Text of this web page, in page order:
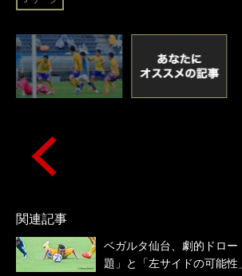
関連記事
ベガルタ仙台、劇的ドロ
題」と「左サイドの可能性」